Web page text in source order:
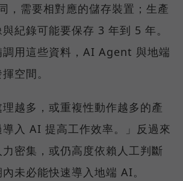
，需要相對應的儲存裝置；生產
紀錄可能要保存 3 年到 5 年。
調用這些資料，AI Agent 與地端
空間。
理越多，或重複性動作越多的產
入 AI 提高工作效率。」反過來
密集，或仍高度依賴人工判斷
未必能快速導入地端 AI。